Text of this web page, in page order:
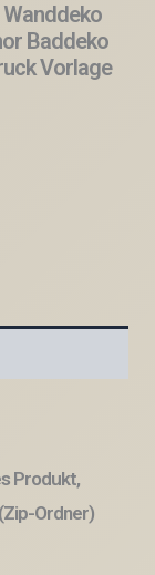
Baddeko
Vorlage
Produkt,
Ordner)